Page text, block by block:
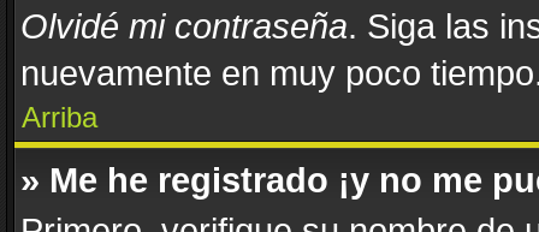
Olvidé mi contraseña. Siga las
nuevamente en muy poco
Arriba
» Me he registrado ¡y no me